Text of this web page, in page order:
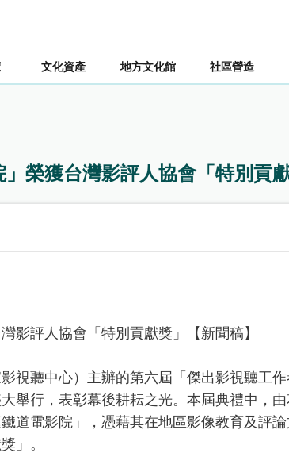
文化資產 地方文化館 社區營造
榮獲台灣影評人協會「特別貢
影評人協會「特別貢獻獎」【新聞稿】
聽中心）主辦的第六屆「傑出影視聽工作
舉行，表彰幕後耕耘之光。本屆典禮中，
道電影院」，憑藉其在地區影像教育及評
」。